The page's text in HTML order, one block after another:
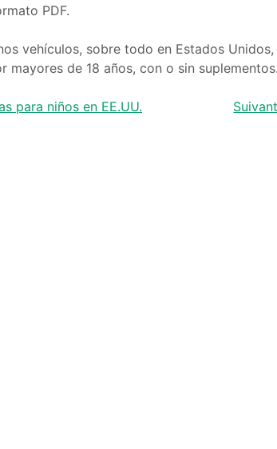
PDF.
vehículos, sobre todo en Estados
mayores de 18 años, con o sin suplementos.
para niños en EE.UU.